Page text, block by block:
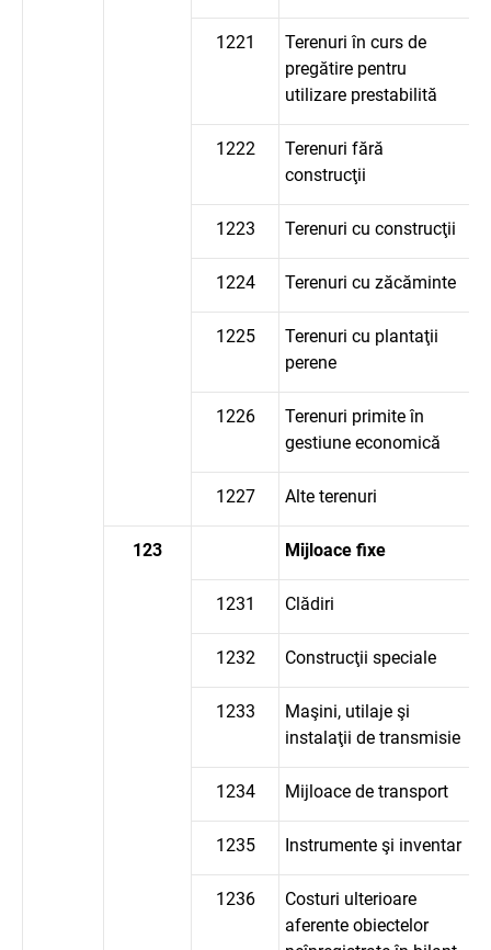
1221
Terenuri în curs de
pregătire pentru
utilizare prestabilită
1222
Terenuri fără
construcţii
1223 Terenuri cu construcţii
1224 Terenuri cu zăcăminte
1225
Terenuri cu plantaţii
perene
1226
Terenuri primite în
gestiune economică
1227 Alte terenuri
123 Mijloace fixe
1231 Clădiri
1232 Construcţii speciale
1233
Maşini, utilaje şi
instalaţii de transmisie
1234 Mijloace de transport
1235 Instrumente şi inventar
1236
Costuri ulterioare
aferente obiectelor